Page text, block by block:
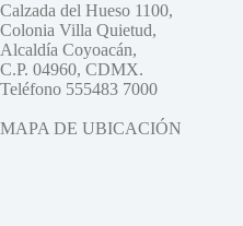
Calzada del Hueso 1100,
Colonia Villa Quietud,
Alcaldía Coyoacán,
C.P. 04960, CDMX.
Teléfono 555483 7000
MAPA DE UBICACIÓN